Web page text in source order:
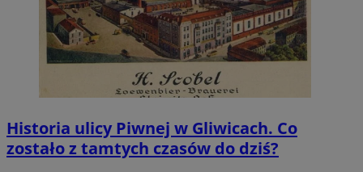
Historia ulicy Piwnej w Gliwicach. Co
zostało z tamtych czasów do dziś?